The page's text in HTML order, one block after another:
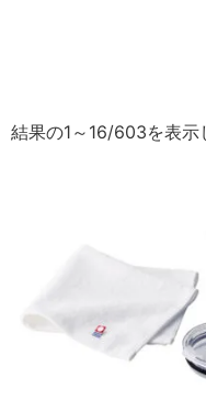
結果の1～16/603を表示